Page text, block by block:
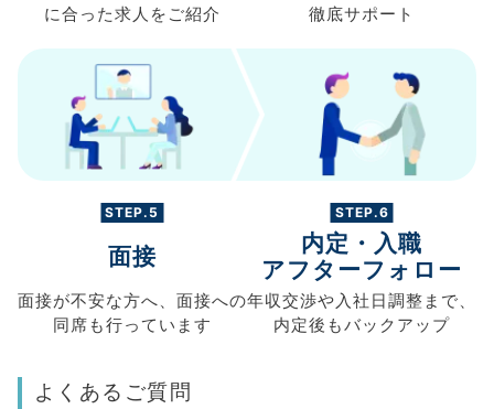
に合った求人を ご紹介
徹底サポート
STEP.5
面接
面接が不安な方へ、 面接への
同席も行っています
STEP.6
内定・入職
アフターフォロー
年収交渉や入社日調整まで、
内定後もバックアップ
よくあるご質問